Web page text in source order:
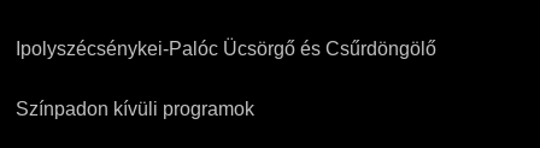
Ipolyszécsénykei-Palóc Ücsörgő és Csűrdöngölő
Színpadon kívüli programok